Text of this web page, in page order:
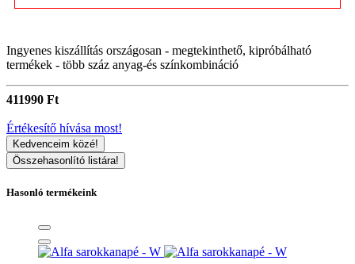
Ingyenes kiszállítás országosan - megtekinthető, kipróbálható
termékek - több száz anyag-és színkombináció
411990 Ft
Értékesítő hívása most!
Kedvenceim közé!
Összehasonlító listára!
Hasonló termékeink